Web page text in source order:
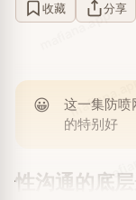
收藏 分享
😀
这一集防
的特别好
性沟通的底
mafiana.app